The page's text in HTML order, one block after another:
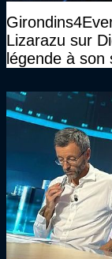
Lizarazu sur
légende à son